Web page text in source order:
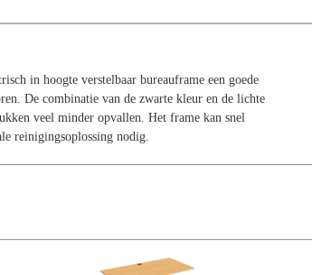
in hoogte verstelbaar bureauframe een goede
De combinatie van de zwarte kleur en de lichte
veel minder opvallen. Het frame kan snel
reinigingsoplossing nodig.